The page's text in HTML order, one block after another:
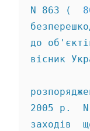
N 863 (
до
вісник
2005 р.
заходів